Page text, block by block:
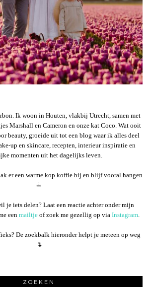
Ik woon in Houten, vlakbij Utrecht, samen met
Marshall en Cameron en onze kat Coco. Wat ooit
beauty, groeide uit tot een blog waar ik alles deel
up en skincare, recepten, interieur inspiratie en
momenten uit het dagelijks leven.
er een warme kop koffie bij en blijf vooral hangen
☕︎
je iets delen? Laat een reactie achter onder mijn
een mailtje of zoek me gezellig op via Instagram
De zoekbalk hieronder helpt je meteen op weg
↴
ZOEKEN